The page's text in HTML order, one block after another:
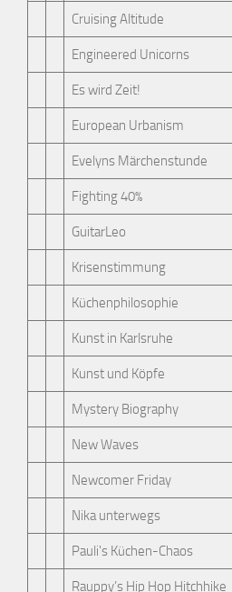
Cruising Altitude
Engineered Unicorns
Es wird Zeit!
European Urbanism
Evelyns Märchenstunde
Fighting 40%
GuitarLeo
Krisenstimmung
Küchenphilosophie
Kunst in Karlsruhe
Kunst und Köpfe
Mystery Biography
New Waves
Newcomer Friday
Nika unterwegs
Pauli's Küchen-Chaos
Rauppy’s Hip Hop Hitchhike